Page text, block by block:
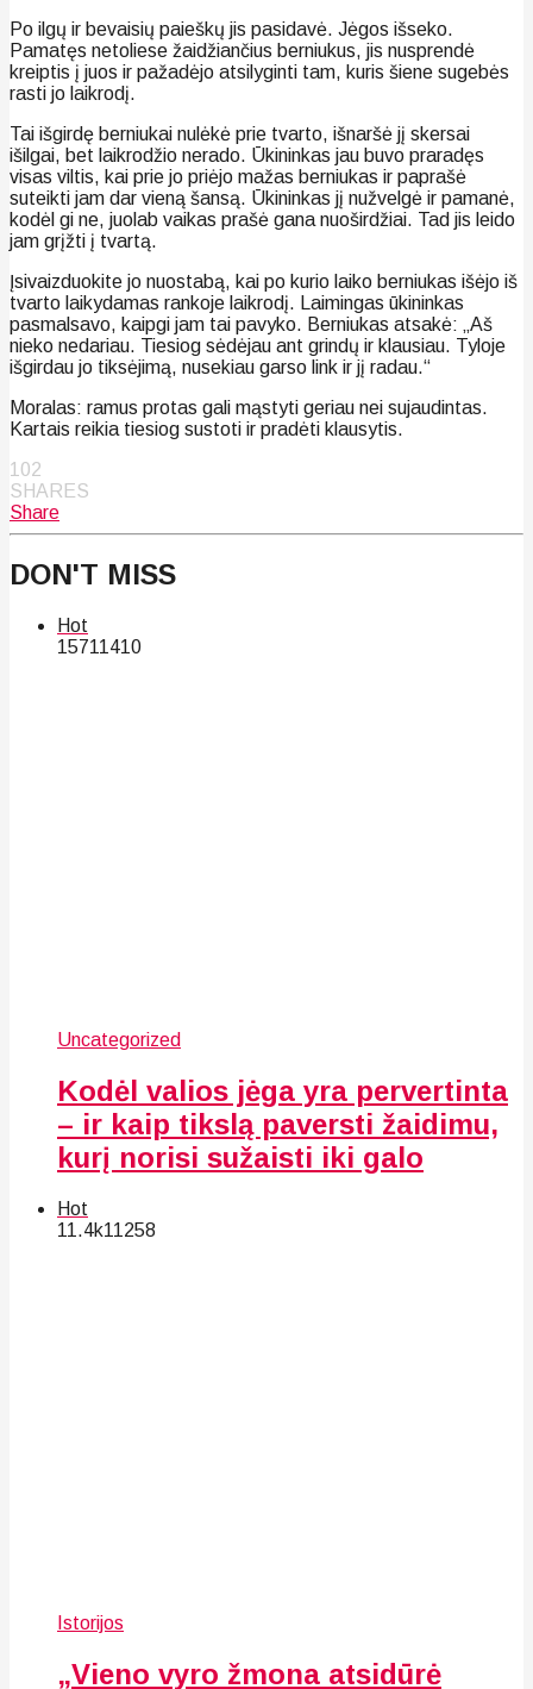
Po ilgų ir bevaisių paieškų jis pasidavė. Jėgos išseko.
Pamatęs netoliese žaidžiančius berniukus, jis nusprendė
kreiptis į juos ir pažadėjo atsilyginti tam, kuris šiene sugebės
rasti jo laikrodį.
Tai išgirdę berniukai nulėkė prie tvarto, išnaršė jį skersai
išilgai, bet laikrodžio nerado. Ūkininkas jau buvo praradęs
visas viltis, kai prie jo priėjo mažas berniukas ir paprašė
suteikti jam dar vieną šansą. Ūkininkas jį nužvelgė ir pamanė,
kodėl gi ne, juolab vaikas prašė gana nuoširdžiai. Tad jis leido
jam grįžti į tvartą.
Įsivaizduokite jo nuostabą, kai po kurio laiko berniukas išėjo iš
tvarto laikydamas rankoje laikrodį. Laimingas ūkininkas
pasmalsavo, kaipgi jam tai pavyko. Berniukas atsakė: „Aš
nieko nedariau. Tiesiog sėdėjau ant grindų ir klausiau. Tyloje
išgirdau jo tiksėjimą, nusekiau garso link ir jį radau.“
Moralas: ramus protas gali mąstyti geriau nei sujaudintas.
Kartais reikia tiesiog sustoti ir pradėti klausytis.
102
SHARES
Share
DON'T MISS
Hot
15711410
Uncategorized
Kodėl valios jėga yra pervertinta
– ir kaip tikslą paversti žaidimu,
kurį norisi sužaisti iki galo
Hot
11.4k11258
Istorijos
„Vieno vyro žmona atsidūrė